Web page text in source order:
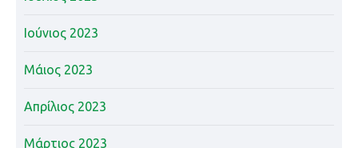
Ιούνιος 2023
Μάιος 2023
Απρίλιος 2023
Μάρτιος 2023